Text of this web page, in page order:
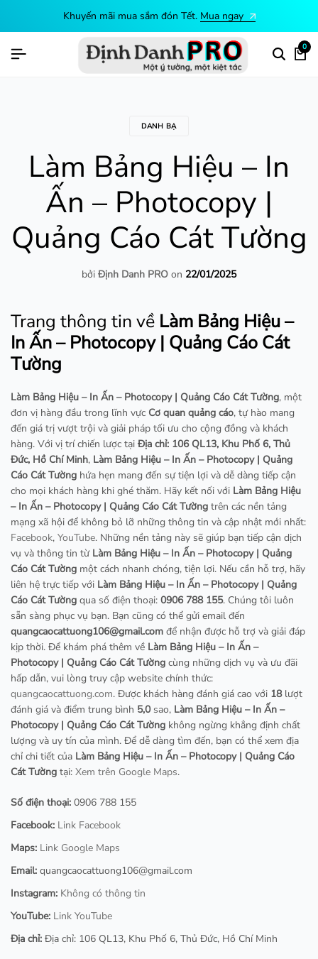
Khuyến mãi mua sắm đón Tết.Mua ngay
0
DANH BẠ
Làm Bảng Hiệu – In
Ấn – Photocopy |
Quảng Cáo Cát Tường
bởi Định Danh PRO on 22/01/2025
Trang thông tin về Làm Bảng Hiệu –
In Ấn – Photocopy | Quảng Cáo Cát
Tường
Làm Bảng Hiệu – In Ấn – Photocopy | Quảng Cáo Cát Tường, một
đơn vị hàng đầu trong lĩnh vực Cơ quan quảng cáo, tự hào mang
đến giá trị vượt trội và giải pháp tối ưu cho cộng đồng và khách
hàng. Với vị trí chiến lược tại Địa chỉ: 106 QL13, Khu Phố 6, Thủ
Đức, Hồ Chí Minh, Làm Bảng Hiệu – In Ấn – Photocopy | Quảng
Cáo Cát Tường hứa hẹn mang đến sự tiện lợi và dễ dàng tiếp cận
cho mọi khách hàng khi ghé thăm. Hãy kết nối với Làm Bảng Hiệu
– In Ấn – Photocopy | Quảng Cáo Cát Tường trên các nền tảng
mạng xã hội để không bỏ lỡ những thông tin và cập nhật mới nhất:
Facebook, YouTube. Những nền tảng này sẽ giúp bạn tiếp cận dịch
vụ và thông tin từ Làm Bảng Hiệu – In Ấn – Photocopy | Quảng
Cáo Cát Tường một cách nhanh chóng, tiện lợi. Nếu cần hỗ trợ, hãy
liên hệ trực tiếp với Làm Bảng Hiệu – In Ấn – Photocopy | Quảng
Cáo Cát Tường qua số điện thoại: 0906 788 155. Chúng tôi luôn
sẵn sàng phục vụ bạn. Bạn cũng có thể gửi email đến
quangcaocattuong106@gmail.com để nhận được hỗ trợ và giải đáp
kịp thời. Để khám phá thêm về Làm Bảng Hiệu – In Ấn –
Photocopy | Quảng Cáo Cát Tường cùng những dịch vụ và ưu đãi
hấp dẫn, vui lòng truy cập website chính thức:
quangcaocattuong.com. Được khách hàng đánh giá cao với 18lượt
đánh giá và điểm trung bình 5,0sao, Làm Bảng Hiệu – In Ấn –
Photocopy | Quảng Cáo Cát Tường không ngừng khẳng định chất
lượng và uy tín của mình. Để dễ dàng tìm đến, bạn có thể xem địa
chỉ chi tiết của Làm Bảng Hiệu – In Ấn – Photocopy | Quảng Cáo
Cát Tường tại: Xem trên Google Maps.
Số điện thoại: 0906 788 155
Facebook: Link Facebook
Maps: Link Google Maps
Email: quangcaocattuong106@gmail.com
Instagram: Không có thông tin
YouTube: Link YouTube
Địa chỉ: Địa chỉ: 106 QL13, Khu Phố 6, Thủ Đức, Hồ Chí Minh